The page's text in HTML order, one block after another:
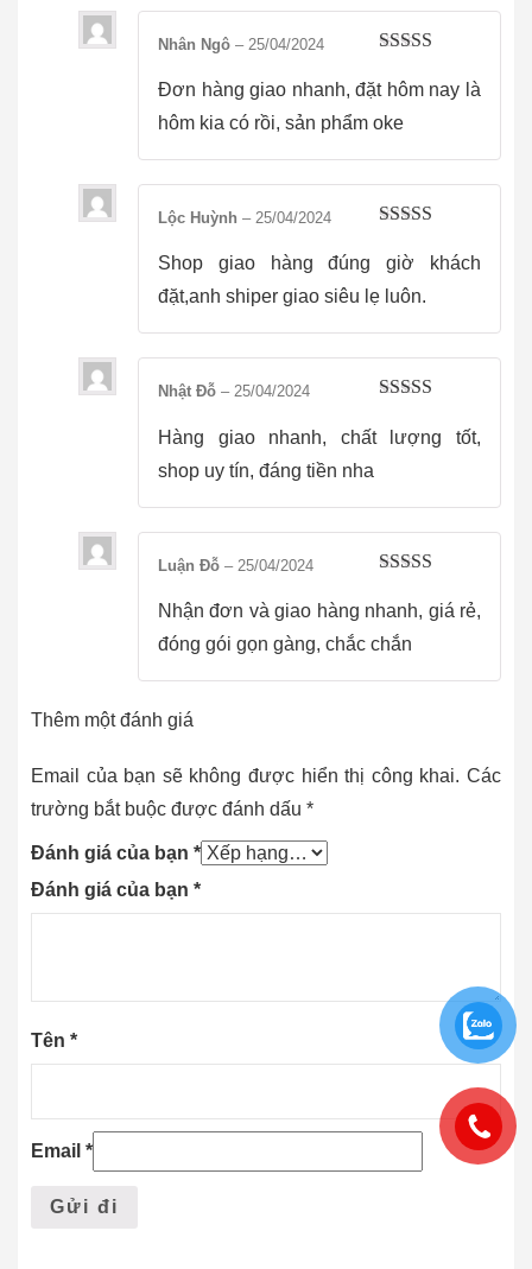
hạng5 5 sao
Nhân Ngô – 25/04/2024
Đơn hàng giao nhanh, đặt hôm nay là
hôm kia có rồi, sản phẩm oke
hạng
5 sao
Lộc Huỳnh – 25/04/2024
Shop giao hàng đúng giờ khách
đặt,anh shiper giao siêu lẹ luôn.
hạng55 sao
Nhật Đỗ – 25/04/2024
Hàng giao nhanh, chất lượng tốt,
shop uy tín, đáng tiền nha
hạng 55 sao
Luận Đỗ – 25/04/2024
Nhận đơn và giao hàng nhanh, giá rẻ,
đóng gói gọn gàng, chắc chắn
Thêm một đánh giá
Email của bạn sẽ không được hiển thị công khai. Các
trường bắt buộc được đánh dấu *
Đánh giá của bạn *
Đánh giá của bạn *
Tên *
Email *